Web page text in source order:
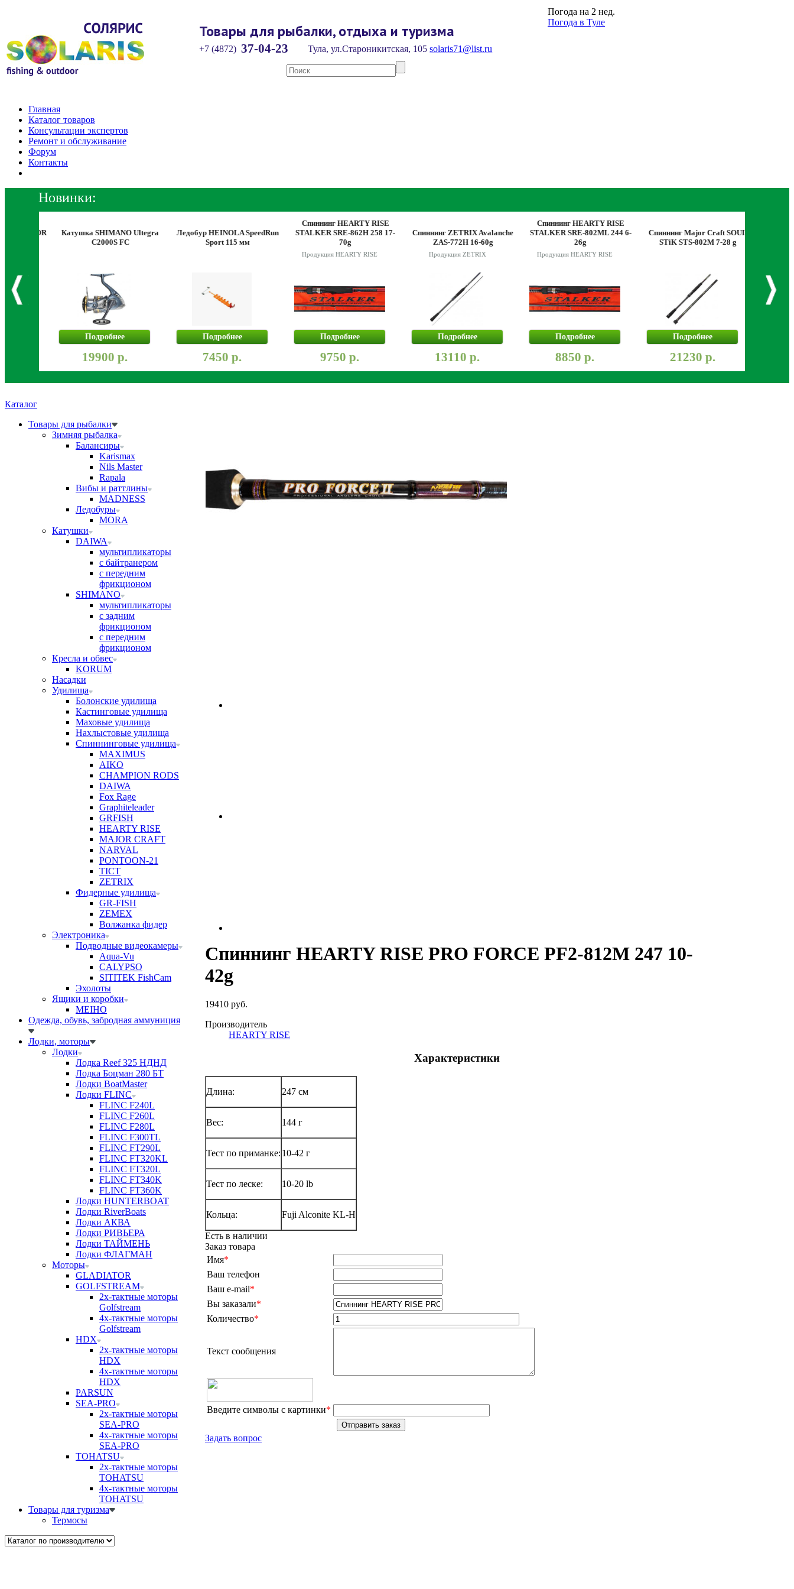
Товары для рыбалки, отдыха и туризма
+7 (4872) 37-04-23 Тула, ул.Староникитская, 105solaris71@list.ru
Погода на 2 нед.
Погода в Туле
Главная
Каталог товаров
Консультации экспертов
Ремонт и обслуживание
Форум
Контакты
Новинки:
Катушка SHIMANO Ultegra
C2000S FC
Подробнее
19900 р.
Ледобур HEINOLA SpeedRun
Sport 115 мм
Подробнее
7450 р.
Спиннинг HEARTY RISE
STALKER SRE-862H 258 17-
Продукция HEARTY RISE
Подробнее
9750 р.
Спиннинг ZETRIX Avalanche
ZAS-772H 16-60g
Продукция ZETRIX
Подробнее
13110 р.
Спиннинг HEARTY RISE
STALKER SRE-802ML 244 6-
Продукция HEARTY RISE
Подробнее
8850 р.
Спиннинг Major Craft SOUL
STiK STS-802M 7-28 g
Подробнее
21230 р.
Каталог
Товары для рыбалки
Зимняя рыбалка
Балансиры
Karismax
Nils Master
Rapala
Вибы и раттлины
MADNESS
Ледобуры
MORA
Катушки
DAIWA
мультипликаторы
с байтранером
с передним
фрикционом
SHIMANO
мультипликаторы
с задним
фрикционом
с передним
фрикционом
Кресла и обвес
KORUM
Насадки
Удилища
Болонские удилища
Кастинговые удилища
Маховые удилища
Нахлыстовые удилища
Спиннинговые удилища
MAXIMUS
AIKO
CHAMPION RODS
DAIWA
Fox Rage
Graphiteleader
GRFISH
HEARTY RISE
MAJOR CRAFT
NARVAL
PONTOON-21
TICT
ZETRIX
Фидерные удилища
GR-FISH
ZEMEX
Волжанка фидер
Электроника
Подводные видеокамеры
Aqua-Vu
CALYPSO
SITITEK FishCam
Эхолоты
Ящики и коробки
MEIHO
Одежда, обувь, забродная аммуниция
Лодки, моторы
Лодки
Лодка Reef 325 НДНД
Лодка Боцман 280 БТ
Лодки BoatMaster
Лодки FLINC
FLINC F240L
FLINC F260L
FLINC F280L
FLINC F300TL
FLINC FT290L
FLINC FT320KL
FLINC FT320L
FLINC FT340K
FLINC FT360K
Лодки HUNTERBOAT
Лодки RiverBoats
Лодки АКВА
Лодки РИВЬЕРА
Лодки ТАЙМЕНЬ
Лодки ФЛАГМАН
Моторы
GLADIATOR
GOLFSTREAM
2х-тактные моторы
Golfstream
4х-тактные моторы
Golfstream
HDX
2х-тактные моторы
HDX
4х-тактные моторы
HDX
PARSUN
SEA-PRO
2х-тактные моторы
SEA-PRO
4х-тактные моторы
SEA-PRO
TOHATSU
2х-тактные моторы
TOHATSU
4х-тактные моторы
TOHATSU
Товары для туризма
Термосы
Спиннинг HEARTY RISE PRO FORCE PF2-812М 247 10-
42g
19410 руб.
Производитель
HEARTY RISE
Характеристики
Длина: 247 см
Вес: 144 г
Тест по приманке: 10-42 г
Тест по леске: 10-20 lb
Кольца: Fuji Alconite KL-H
Есть в наличии
Заказ товара
Имя*
Ваш телефон
Ваш e-mail*
Вы заказали*
Количество*
Текст сообщения
Введите символы с картинки*
Задать вопрос